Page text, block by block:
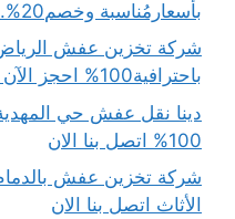
بأسعارمُناسبة وخصم20%..اتصل الـأن
شركة تخزين عفش
باحترافية100% احجز الآن بـ20%خصم فوري
دينا نقل عفش حي
100% اتصل بنا الان
الأثاث اتصل بنا الان